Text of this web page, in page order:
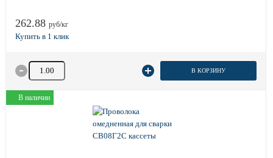
262.88 руб/кг
Количество товара В КОРЗИНУ
В наличии